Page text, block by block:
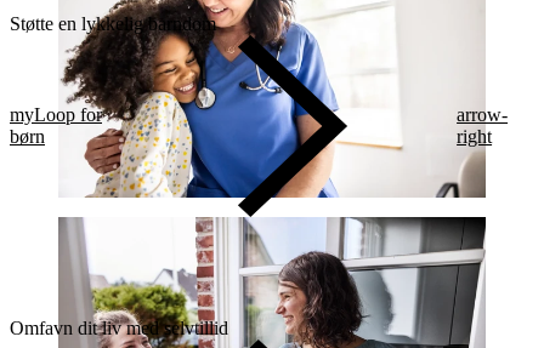
Støtte en lykkelig barndom
myLoop for
børn
arrow-
right
Omfavn dit liv med selvtillid